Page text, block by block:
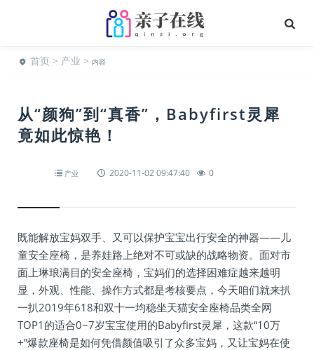
首页 > 产业 > 内容
从“颜狗”到“真香”，Babyfirst灵犀
竟如此惊艳！
产业 2020-11-02 09:47:40 0
既能解放宝妈双手、又可以保护宝宝出行安全的神器——儿
童安全座椅，是养娃路上绝对不可或缺的战略物资。面对市
面上琳琅满目的安全座椅，宝妈们的选择困难症越来越明
显，外观、性能、操作方式都是考核要点，今天咱们就来扒
一扒2019年618和双十一均稳坐天猫安全座椅品类全网
TOP1的适合0~7岁宝宝使用的Babyfirst灵犀，这款“10万
+”爆款座椅是如何凭借颜值吸引了众多宝妈，又让宝妈在使